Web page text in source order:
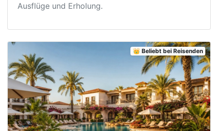
Ausflüge und Erholung.
👑 Beliebt bei Reisenden